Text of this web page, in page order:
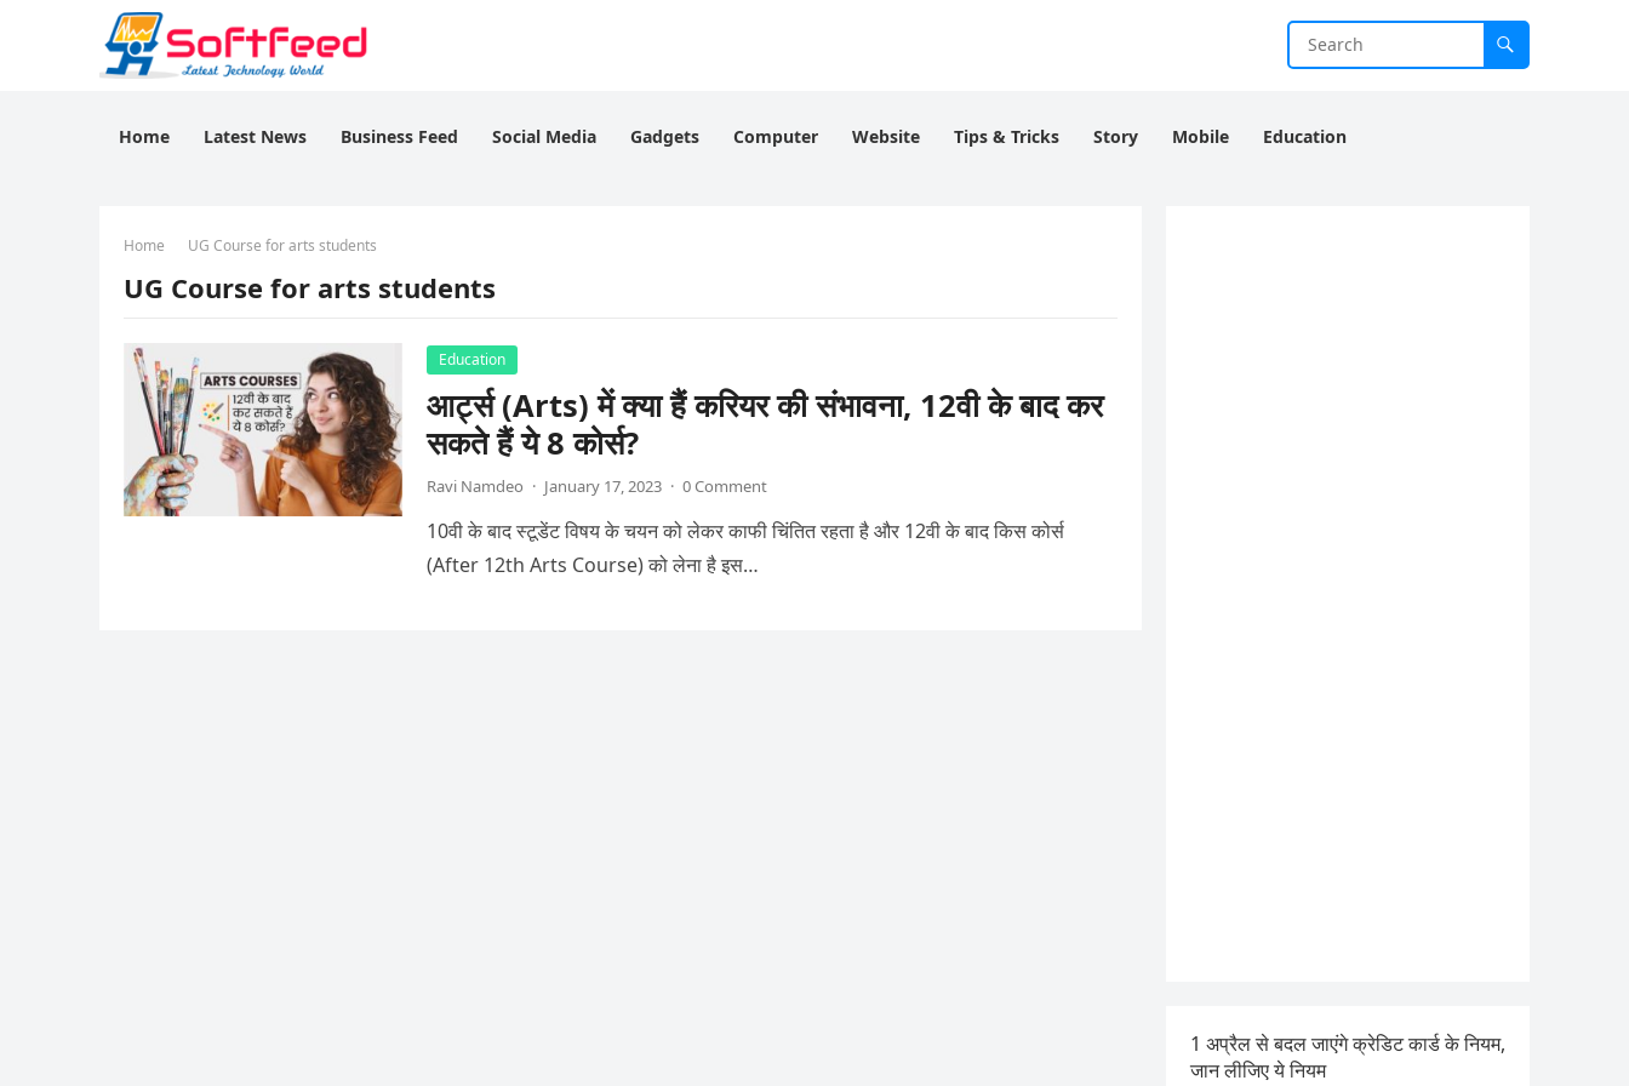
Home Latest News Business Feed Social Media Gadgets Computer Website Tips & Tricks Story Mobile Education
Home UG Course for arts students
UG Course for arts students
Education
आर्ट्स (Arts) में क्या हैं करियर की संभावना, 12वी के बाद कर
सकते हैं ये 8 कोर्स?
Ravi Namdeo · January 17, 2023 · 0 Comment
10वी के बाद स्टूडेंट विषय के चयन को लेकर काफी चिंतित रहता है और 12वी के बाद किस कोर्स
(After 12th Arts Course) को लेना है इस…
1 अप्रैल से बदल जाएंगे क्रेडिट कार्ड के नियम,
जान लीजिए ये नियम